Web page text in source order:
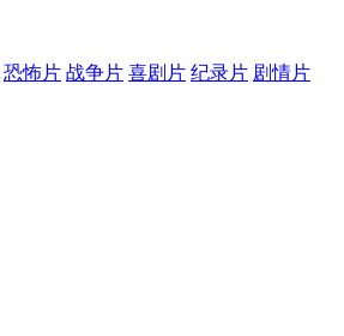
恐怖片 战争片 喜剧片 纪录片 剧情片